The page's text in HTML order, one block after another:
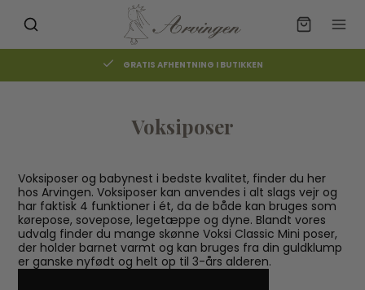
GRATIS AFHENTNING I BUTIKKEN
Voksiposer
Voksiposer og babynest i bedste kvalitet, finder du her
hos Arvingen. Voksiposer kan anvendes i alt slags vejr og
har faktisk 4 funktioner i ét, da de både kan bruges som
kørepose, sovepose, legetæppe og dyne. Blandt vores
udvalg finder du mange skønne Voksi Classic Mini poser,
der holder barnet varmt og kan bruges fra din guldklump
er ganske nyfødt og helt op til 3-års alderen.